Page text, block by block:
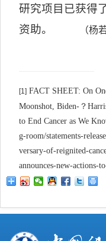
研究项目已获得
资助。
（杨
[1] FACT SHEET: On
Moonshot, Biden- ？
to End Cancer as We
g-room/statements-
versary-of-reignited-
announces-new-actions-